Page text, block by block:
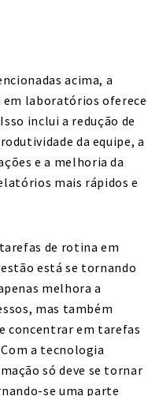
acima, a
laboratórios oferece
inclui a redução de
da equipe, a
e a melhoria da
mais rápidos e
de rotina em
está se tornando
melhora a
mas também
concentrar em tarefas
a tecnologia
só deve se tornar
se uma parte